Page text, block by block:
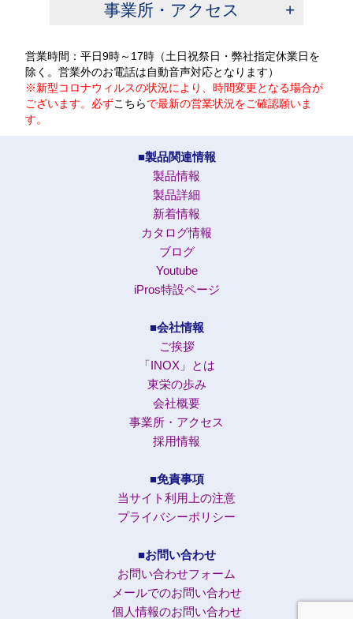
事業所・アクセス
営業時間：平日9時～17時（土日祝祭日・弊社指定休業日を
除く。営業外のお電話は自動音声対応となります）
※新型コロナウィルスの状況により、時間変更となる場合が
ございます。必ずこちら で最新の営業状況をご確認願いま
す。
■製品関連情報
製品情報
製品詳細
新着情報
カタログ情報
ブログ
Youtube
iPros特設ページ
■会社情報
ご挨拶
「INOX」とは
東栄の歩み
会社概要
事業所・アクセス
採用情報
■免責事項
当サイト利用上の注意
プライバシーポリシー
■お問い合わせ
お問い合わせフォーム
メールでのお問い合わせ
個人情報のお問い合わせ